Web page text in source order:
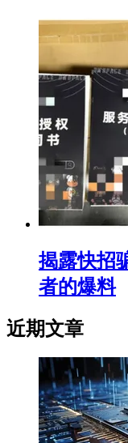
揭露快招
者的爆料
近期文章